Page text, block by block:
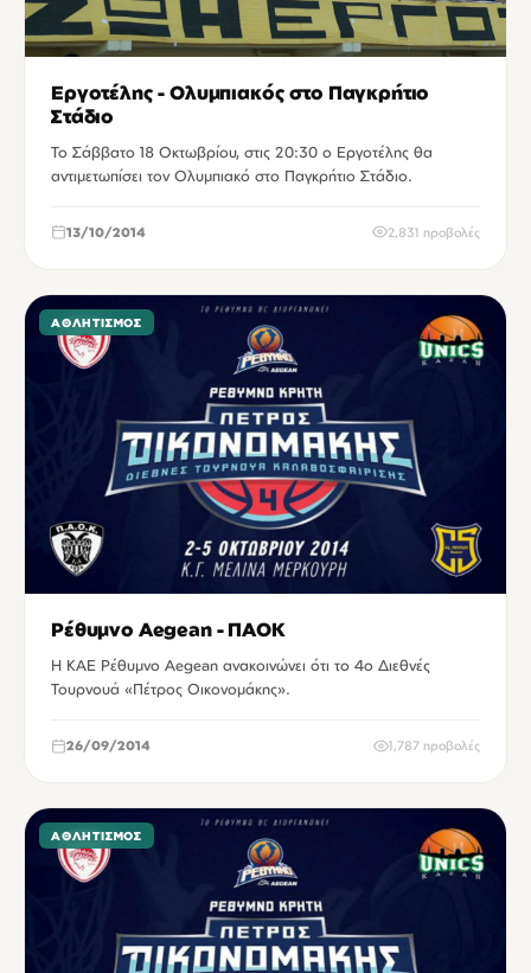
Εργοτέλης - Ολυμπιακός στο Παγκρήτιο
Στάδιο
Το Σάββατο 18 Οκτωβρίου, στις 20:30 ο Εργοτέλης θα
αντιμετωπίσει τον Ολυμπιακό στο Παγκρήτιο Στάδιο.
13/10/2014 2,831 προβολές
ΑΘΛΗΤΙΣΜΌΣ
Ρέθυμνο Aegean - ΠΑΟΚ
Η ΚΑΕ Ρέθυμνο Aegean ανακοινώνει ότι το 4o Διεθνές
Τουρνουά «Πέτρος Οικονομάκης».
26/09/2014 1,787 προβολές
ΑΘΛΗΤΙΣΜΌΣ